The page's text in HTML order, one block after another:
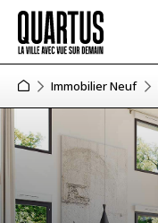
Immobilier Neuf